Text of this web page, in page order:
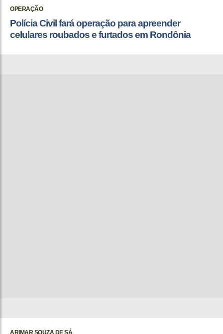
OPERAÇÃO
Polícia Civil fará operação para apreender
celulares roubados e furtados em Rondônia
ARIMAR SOUZA DE SÁ